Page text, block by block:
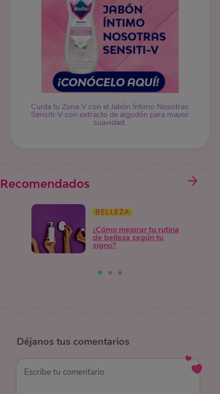
Cuida tu Zona V con el Jabón Íntimo Nosotras
Sensiti-V con extracto de algodón para mayor
suavidad.
Recomendados
BELLEZA
¿Cómo mejorar tu rutina
de belleza según tu
signo?
Déjanos tus comentarios